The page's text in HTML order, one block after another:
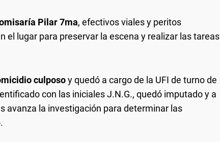
Pilar 7ma, efectivos viales y peritos
el lugar para preservar la escena y realizar las tareas
culposoy quedó a cargo de la UFI de turno de
con las iniciales J.N.G., quedó imputado y a
avanza la investigación para determinar las